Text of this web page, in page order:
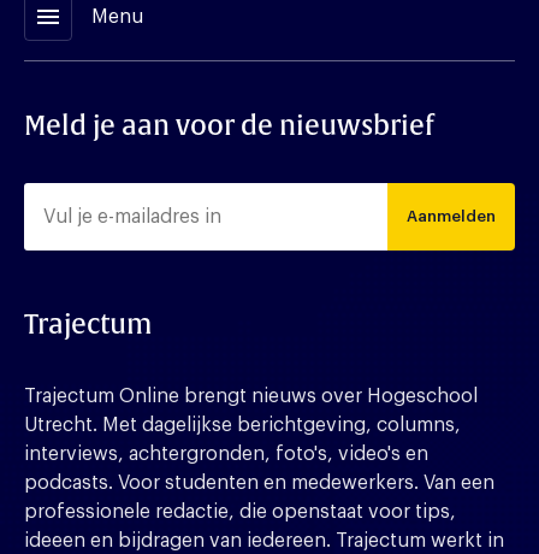
menu Menu
Meld je aan voor de nieuwsbrief
Aanmelden
Trajectum
Trajectum Online brengt nieuws over Hogeschool
Utrecht. Met dagelijkse berichtgeving, columns,
interviews, achtergronden, foto's, video's en
podcasts. Voor studenten en medewerkers. Van een
professionele redactie, die openstaat voor tips,
ideeen en bijdragen van iedereen. Trajectum werkt in